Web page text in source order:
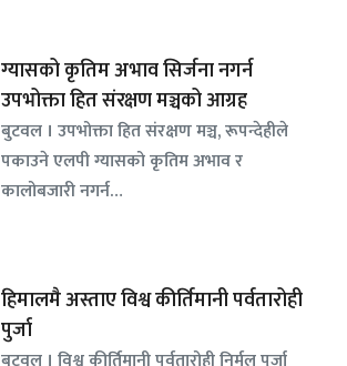
ग्यासको कृतिम अभाव सिर्जना नगर्न
उपभोक्ता हित संरक्षण मञ्चको आग्रह
बुटवल । उपभोक्ता हित संरक्षण मञ्च, रूपन्देहीले
पकाउने एलपी ग्यासको कृतिम अभाव र
कालोबजारी नगर्न…
हिमालमै अस्ताए विश्व कीर्तिमानी पर्वतारोही
पुर्जा
बुटवल । विश्व कीर्तिमानी पर्वतारोही निर्मल पुर्जा